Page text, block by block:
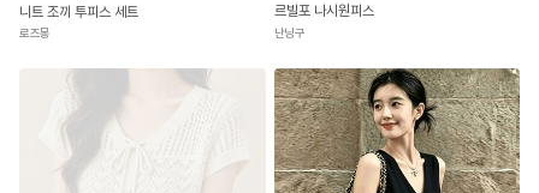
니트 조끼 투피스 세트
로즈몽
르빌포 나시원피스
난닝구